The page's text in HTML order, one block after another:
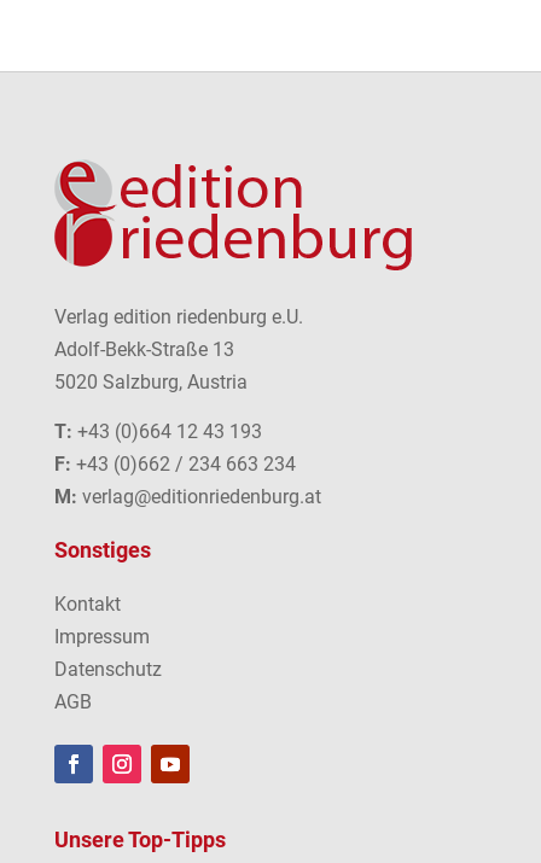
Verlag edition riedenburg e.U.
Adolf-Bekk-Straße 13
5020 Salzburg, Austria
T: +43 (0)664 12 43 193
F: +43 (0)662 / 234 663 234
M: verlag@editionriedenburg.at
Sonstiges
Kontakt
Impressum
Datenschutz
AGB
Unsere Top-Tipps